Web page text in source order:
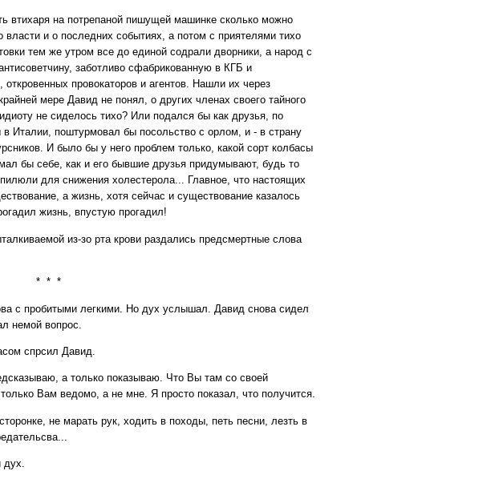
втихаря на потрепаной пишущей машинке сколько можно
власти и о последних событиях, а потом с приятелями тихо
тем же утром все до единой содрали дворники, а народ с
заботливо сфабрикованную в КГБ и
провокаторов и агентов. Нашли их через
мере Давид не понял, о других членах своего тайного
не сиделось тихо? Или подался бы как друзья, по
Италии, поштурмовал бы посольство с орлом, и - в страну
И было бы у него проблем только, какой сорт колбасы
бы себе, как и его бывшие друзья придумывают, будь то
для снижения холестерола... Главное, что настоящих
а жизнь, хотя сейчас и существование казалось
жизнь, впустую прогадил!
из-зо рта крови раздались предсмертные слова
* * *
с пробитыми легкими. Но дух услышал. Давид снова сидел
немой вопрос.
спрсил Давид.
а только показываю. Что Вы там со своей
Вам ведомо, а не мне. Я просто показал, что получится.
не марать рук, ходить в походы, петь песни, лезть в
дух.